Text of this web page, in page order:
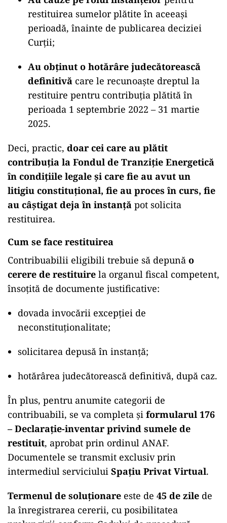
restituirea sumelor plătite în aceeași
perioadă, înainte de publicarea deciziei
Curții;
Au obținut o hotărâre judecătorească
definitivă care le recunoaște dreptul la
restituire pentru contribuția plătită în
perioada 1 septembrie 2022 – 31 martie
2025.
Deci, practic, doar cei care au plătit
contribuția la Fondul de Tranziție Energetică
în condițiile legale și care fie au avut un
litigiu constituțional, fie au proces în curs, fie
au câștigat deja în instanță pot solicita
restituirea.
Cum se face restituirea
Contribuabilii eligibili trebuie să depună o
cerere de restituire la organul fiscal competent,
însoțită de documente justificative:
dovada invocării excepției de
neconstituționalitate;
solicitarea depusă în instanță;
hotărârea judecătorească definitivă, după caz.
În plus, pentru anumite categorii de
contribuabili, se va completa și formularul 176
– Declarație-inventar privind sumele de
restituit, aprobat prin ordinul ANAF.
Documentele se transmit exclusiv prin
intermediul serviciului Spațiu Privat Virtual.
Termenul de soluționare este de 45 de zile de
la înregistrarea cererii, cu posibilitatea